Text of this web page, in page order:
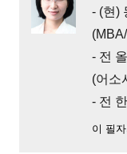
- (현)
- 전
(어소
- 전
이 필